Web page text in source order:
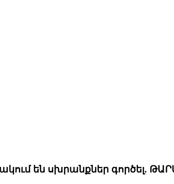
են սխրանքներ գործել.